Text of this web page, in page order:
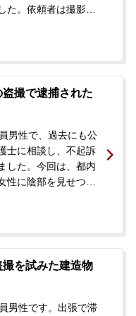
た。依頼者は撮影が
ようなサービスはな
てるよう連絡があっ
ることや身柄拘束を
務所へ相談に来られ
撮で逮捕された
男性で、過去にも公
士に相談し、不起訴
した。今回は、都内
性に陰部を見せつけ
要請があり、逮捕当
の階段で女性のスカ
ンで撮影した盗撮の
を試みた建造物
男性です。出張で滞